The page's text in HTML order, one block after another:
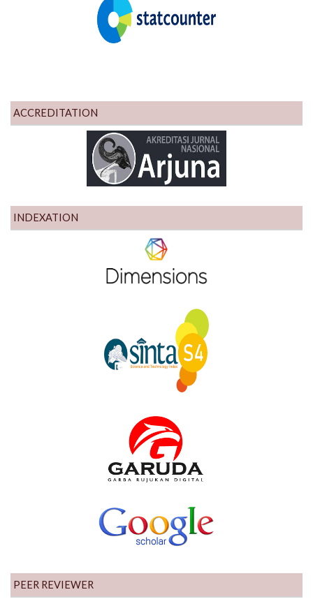
ACCREDITATION
INDEXATION
PEER REVIEWER